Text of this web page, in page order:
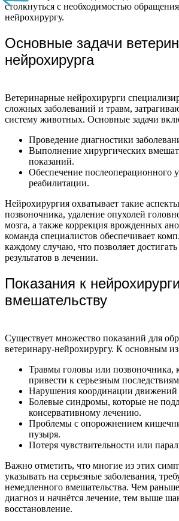
столкнуться с необходимостью
нейрохирургу.
Основные задачи
нейрохирурга
Ветеринарные нейрохирурги
сложных заболеваний и травм,
систему животных. Основные задачи
Проведение диагностики
Выполнение хирургических
показаний.
Обеспечение послеоперационного
реабилитации.
Нейрохирургия охватывает такие
позвоночника, удаление опухолей
мозга, а также коррекция врожденных
команда специалистов обеспечивает
каждому случаю, что позволяет
результатов в лечении.
Показания к
вмешательству
Существует множество показаний для
ветеринару-нейрохирургу. К основным из
Травмы головы или позвоночника,
привести к серьезным
Нарушения координации движений
Болевые синдромы, которые не
консервативному лечению.
Проблемы с опорожнением
пузыря.
Потеря чувствительности или
Важно отметить, что многие из этих
указывать на серьезные заболевания,
немедленного вмешательства. Чем
диагноз и начнётся лечение, тем выше
восстановление.